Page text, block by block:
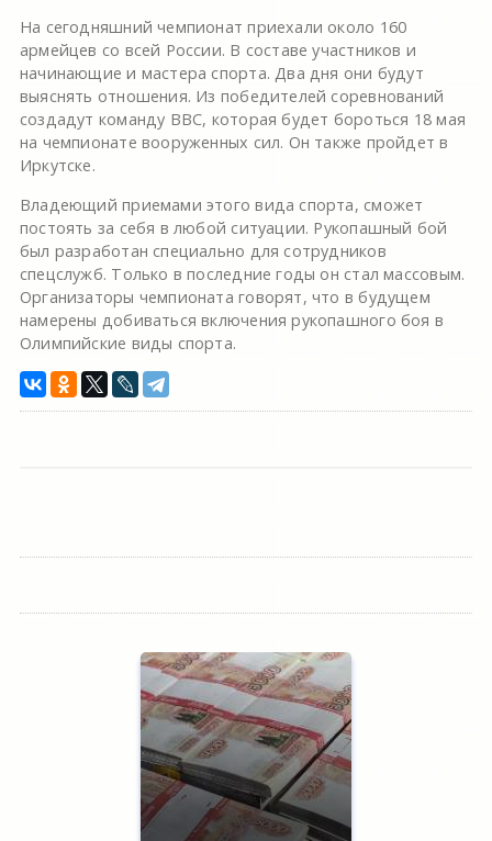
На сегодняшний чемпионат приехали около 160
армейцев со всей России. В составе участников и
начинающие и мастера спорта. Два дня они будут
выяснять отношения. Из победителей соревнований
создадут команду ВВС, которая будет бороться 18 мая
на чемпионате вооруженных сил. Он также пройдет в
Иркутске.
Владеющий приемами этого вида спорта, сможет
постоять за себя в любой ситуации. Рукопашный бой
был разработан специально для сотрудников
спецслужб. Только в последние годы он стал массовым.
Организаторы чемпионата говорят, что в будущем
намерены добиваться включения рукопашного боя в
Олимпийские виды спорта.